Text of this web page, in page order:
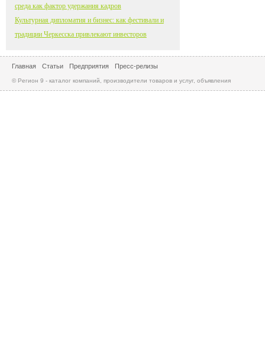
среда как фактор удержания кадров
Культурная дипломатия и бизнес: как фестивали и
традиции Черкесска привлекают инвесторов
Главная Статьи Предприятия Пресс-релизы
© Регион 9 - каталог компаний, производители товаров и услуг, объявления